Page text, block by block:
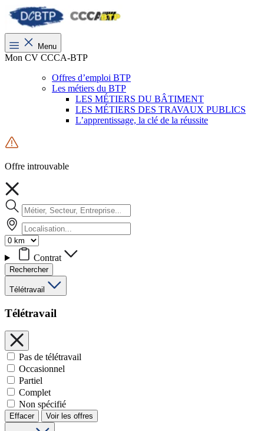
Menu
Mon CV CCCA-BTP
Offres d’emploi BTP
Les métiers du BTP
LES MÉTIERS DU BÂTIMENT
LES MÉTIERS DES TRAVAUX PUBLICS
L’apprentissage, la clé de la réussite
Offre introuvable
Contrat
Rechercher
Télétravail
Télétravail
Pas de télétravail
Occasionnel
Partiel
Complet
Non spécifié
Effacer Voir les offres